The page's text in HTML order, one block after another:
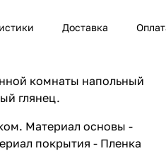
Доставка
комнаты напольный
глянец.
Материал основы -
покрытия - Пленка